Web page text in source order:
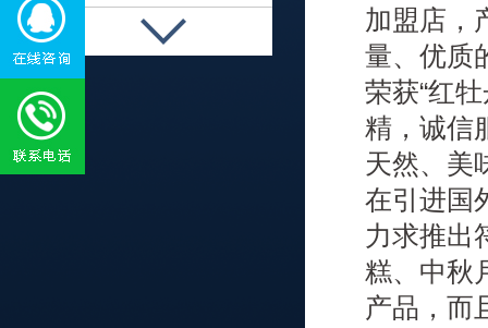
加盟店，
量、优质
荣获“红
精，诚信
天然、美
在引进国
力求推出
糕、中秋
产品，而